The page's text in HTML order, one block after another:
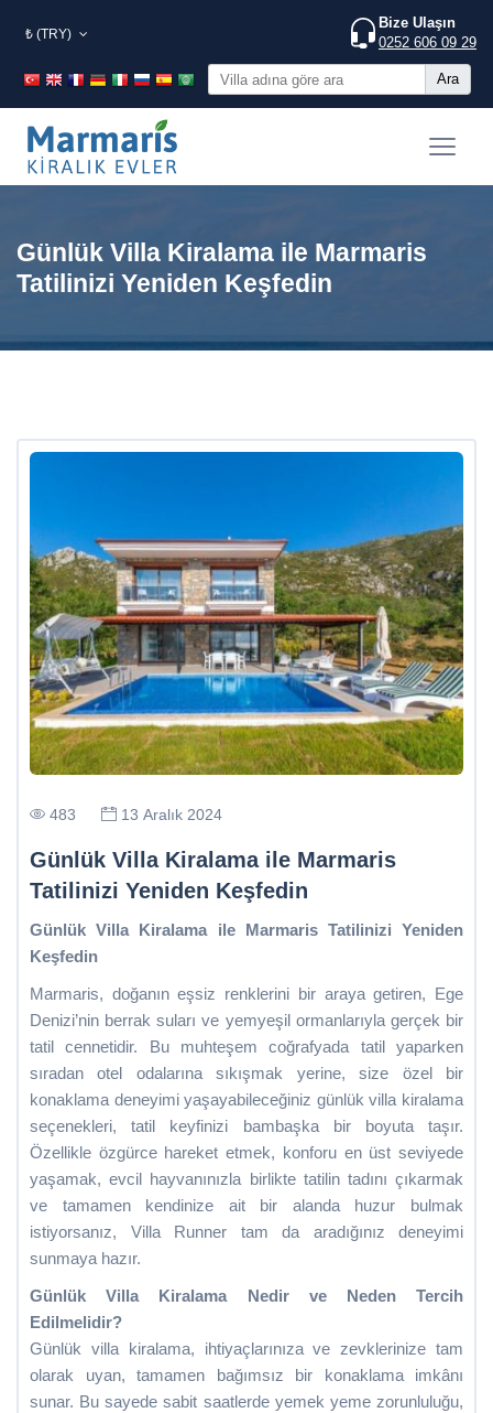
₺ (TRY)
Bize Ulaşın
0252 606 09 29
Ara
Günlük Villa Kiralama ile Marmaris
Tatilinizi Yeniden Keşfedin
483 13 Aralık 2024
Günlük Villa Kiralama ile Marmaris
Tatilinizi Yeniden Keşfedin
Günlük Villa Kiralama ile Marmaris Tatilinizi Yeniden
Keşfedin
Marmaris, doğanın eşsiz renklerini bir araya getiren, Ege
Denizi’nin berrak suları ve yemyeşil ormanlarıyla gerçek bir
tatil cennetidir. Bu muhteşem coğrafyada tatil yaparken
sıradan otel odalarına sıkışmak yerine, size özel bir
konaklama deneyimi yaşayabileceğiniz günlük villa kiralama
seçenekleri, tatil keyfinizi bambaşka bir boyuta taşır.
Özellikle özgürce hareket etmek, konforu en üst seviyede
yaşamak, evcil hayvanınızla birlikte tatilin tadını çıkarmak
ve tamamen kendinize ait bir alanda huzur bulmak
istiyorsanız, Villa Runner tam da aradığınız deneyimi
sunmaya hazır.
Günlük Villa Kiralama Nedir ve Neden Tercih
Edilmelidir?
Günlük villa kiralama, ihtiyaçlarınıza ve zevklerinize tam
olarak uyan, tamamen bağımsız bir konaklama imkânı
sunar. Bu sayede sabit saatlerde yemek yeme zorunluluğu,